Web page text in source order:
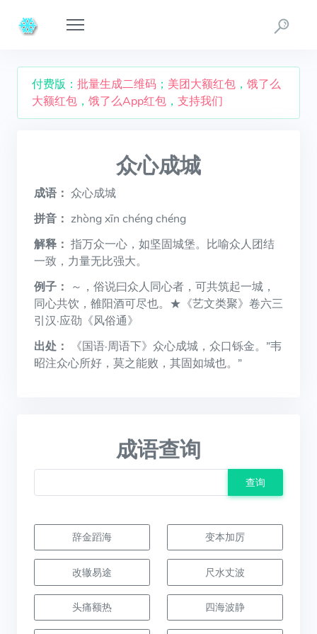
付费版： 批量生成二维码 ； 美团大额红包 ， 饿了么
大额红包 ， 饿了么App红包 ， 支持我们
众心成城
成语： 众心成城
拼音： zhòng xīn chéng chéng
解释： 指万众一心，如坚固城堡。比喻众人团结
一致，力量无比强大。
例子： ～，俗说曰众人同心者，可共筑起一城，
同心共饮，雒阳酒可尽也。★《艺文类聚》卷六三
引汉·应劭《风俗通》
出处：
《国语·周语下》众心成城，众口铄金。”韦
昭注众心所好，莫之能败，其固如城也。”
成语查询
查询
辞金蹈海 变本加厉
改辙易途 尺水丈波
头痛额热 四海波静